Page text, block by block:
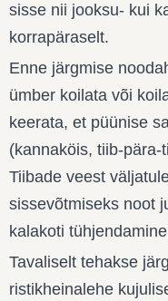
sisse nii jooksu- kui
korrapäraselt.
Enne järgmise
ümber koilata või
keerata, et püünise
(kannaköis, tiib-
Tiibade veest
sissevõtmiseks noot
kalakoti
Tavaliselt tehakse
ristikheinalehe